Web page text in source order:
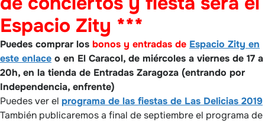
Espacio Zity ***
Puedes comprar los bonos y entradas de Espacio Zity en
este enlace o en El Caracol, de miércoles a viernes de 17 a
20h, en la tienda de Entradas Zaragoza (entrando por
Independencia, enfrente)
Puedes ver el programa de las fiestas de Las Delicias 2019
También publicaremos a final de septiembre el programa de